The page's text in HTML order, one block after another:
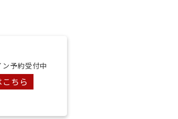
予約受付中
ちら